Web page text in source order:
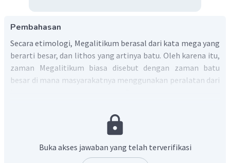
Pembahasan
Secara etimologi, Megalitikum berasal dari kata mega yang
berarti besar, dan lithos yang artinya batu. Oleh karena itu,
zaman Megalitikum biasa disebut dengan zaman batu
besar di mana masyarakatnya menggunakan peralatan dari
mempunyai fungsi yang jelas. Budaya Megalitikum sendiri
lebih mengarah pada sebuah pemujaan terhadap roh
Peninggalan-peninggalan dari zaman Megalitikum
Buka akses jawaban yang telah terverifikasi